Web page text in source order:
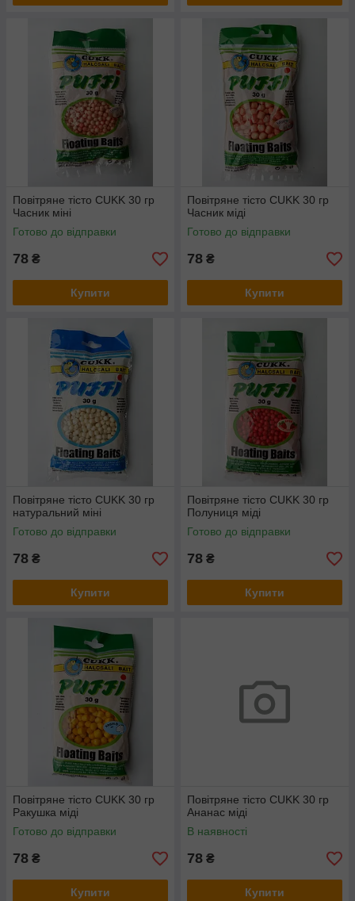
Повітряне тісто CUKK 30 гр
Часник міні
Готово до відправки
78 ₴
Купити
Повітряне тісто CUKK 30 гр
Часник міді
Готово до відправки
78 ₴
Купити
Повітряне тісто CUKK 30 гр
натуральний міні
Готово до відправки
78 ₴
Купити
Повітряне тісто CUKK 30 гр
Полуниця міді
Готово до відправки
78 ₴
Купити
Повітряне тісто CUKK 30 гр
Ракушка міді
Готово до відправки
78 ₴
Купити
Повітряне тісто CUKK 30 гр
Ананас міді
В наявності
78 ₴
Купити